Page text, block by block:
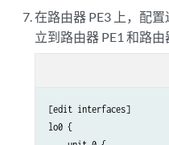
在路由器 PE3 上，配
立到路由器 PE1 和路由
[edit interfaces]
lo0 {